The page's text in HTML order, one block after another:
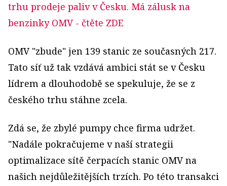
trhu prodeje paliv v Česku. Má zálusk na
benzinky OMV- čtěte ZDE
OMV "zbude" jen 139 stanic ze současných 217.
Tato síť už tak vzdává ambici stát se v Česku
lídrem a dlouhodobě se spekuluje, že se z
českého trhu stáhne zcela.
Zdá se, že zbylé pumpy chce firma udržet.
"Nadále pokračujeme v naší strategii
optimalizace sítě čerpacích stanic OMV na
našich nejdůležitějších trzích. Po této transakci